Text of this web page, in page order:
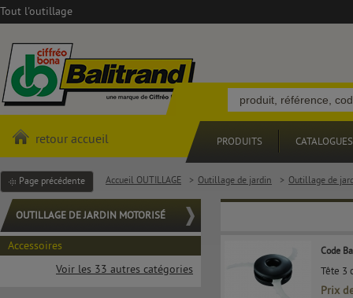
Tout l'outillage
retour accueil PRODUITS CATALOGUES
Page précédente Accueil OUTILLAGE > Outillage de jardin > Outillage de
OUTILLAGE DE JARDIN MOTORISÉ
Accessoires
Voir les 33 autres catégories
Code
Tête 3
Prix